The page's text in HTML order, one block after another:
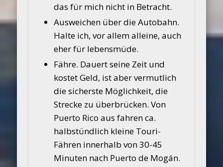
das für mich nicht in Betracht.
Ausweichen über die Autobahn.
Halte ich, vor allem alleine, auch
eher für lebensmüde.
Fähre. Dauert seine Zeit und
kostet Geld, ist aber vermutlich
die sicherste Möglichkeit, die
Strecke zu überbrücken. Von
Puerto Rico aus fahren ca.
halbstündlich kleine Touri-
Fähren innerhalb von 30-45
Minuten nach Puerto de Mogán.